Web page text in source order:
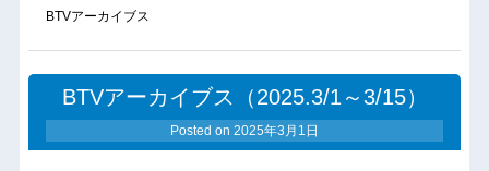
BTVアーカイブス
BTVアーカイブス（2025.3/1～3/15）
Posted on 2025年3月1日